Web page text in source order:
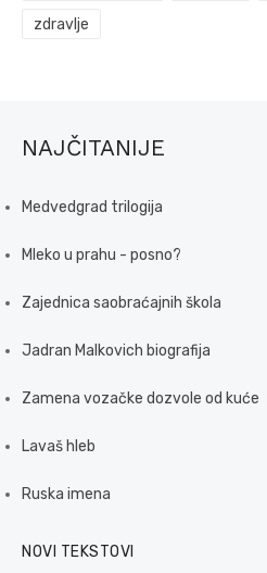
zdravlje
NAJČITANIJE
Medvedgrad trilogija
Mleko u prahu - posno?
Zajednica saobraćajnih škola
Jadran Malkovich biografija
Zamena vozačke dozvole od kuće
Lavaš hleb
Ruska imena
NOVI TEKSTOVI